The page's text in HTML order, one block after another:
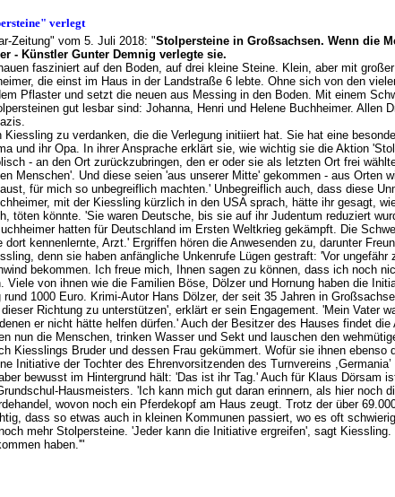
verlegt
Zeitung" vom 5. Juli 2018: "Stolpersteine in Großsachsen. Wenn die
- Künstler Gunter Demnig verlegte sie.
fasziniert auf den Boden, auf drei kleine Steine. Klein, aber mit
die einst im Haus in der Landstraße 6 lebte. Ohne sich von den
Pflaster und setzt die neuen aus Messing in den Boden. Mit einem
gut lesbar sind: Johanna, Henri und Helene Buchheimer. Allen
zu verdanken, die die Verlegung initiiert hat. Sie hat eine
und ihr Opa. In ihrer Ansprache erklärt sie, wie wichtig sie die Aktion
- an den Ort zurückzubringen, den er oder sie als letzten Ort frei
Menschen'. Und diese seien 'aus unserer Mitte' gekommen - aus Orten
für mich so unbegreiflich machten.' Unbegreiflich auch, dass diese
mit der Kiessling kürzlich in den USA sprach, hätte ihr gesagt,
töten könnte. 'Sie waren Deutsche, bis sie auf ihr Judentum reduziert
hatten für Deutschland im Ersten Weltkrieg gekämpft. Die
kennenlernte, Arzt.' Ergriffen hören die Anwesenden zu, darunter
denn sie haben anfängliche Unkenrufe Lügen gestraft: 'Vor
bekommen. Ich freue mich, Ihnen sagen zu können, dass ich noch
Viele von ihnen wie die Familien Böse, Dölzer und Hornung haben die
1000 Euro. Krimi-Autor Hans Dölzer, der seit 35 Jahren in
Richtung zu unterstützen', erklärt er sein Engagement. 'Mein Vater
er nicht hätte helfen dürfen.' Auch der Besitzer des Hauses findet
nun die Menschen, trinken Wasser und Sekt und lauschen den
Kiesslings Bruder und dessen Frau gekümmert. Wofür sie ihnen
Initiative der Tochter des Ehrenvorsitzenden des Turnvereins
bewusst im Hintergrund hält: 'Das ist ihr Tag.' Auch für Klaus Dörsam
Hausmeisters. 'Ich kann mich gut daran erinnern, als hier noch
wovon noch ein Pferdekopf am Haus zeugt. Trotz der über
dass so etwas auch in kleinen Kommunen passiert, wo es oft
mehr Stolpersteine. 'Jeder kann die Initiative ergreifen', sagt
haben.'"